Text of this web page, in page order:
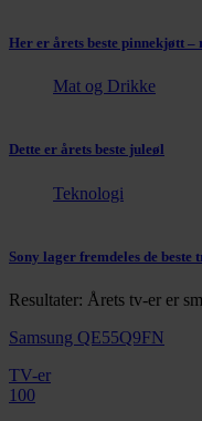
Her er årets beste pinnekjøtt
Mat og Drikke
Dette er årets beste juleøl
Teknologi
Sony lager fremdeles de beste
Resultater: Årets tv-er er
Samsung QE55Q9FN
TV-er
100